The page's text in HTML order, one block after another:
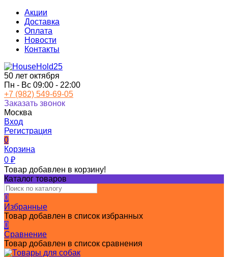
Акции
Доставка
Оплата
Новости
Контакты
50 лет октября
Пн - Вс 09:00 - 22:00
+7 (982) 549-69-05
Заказать звонок
Москва
Вход
Регистрация
0
Корзина
0 ₽
Товар добавлен в корзину!
Каталог товаров
0
Избранные
Товар добавлен в список избранных
0
Сравнение
Товар добавлен в список сравнения